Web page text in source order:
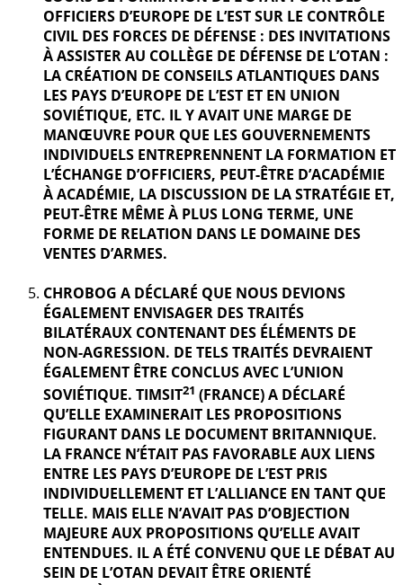
OFFICIERS D’EUROPE DE L’EST SUR LE CONTRÔLE
CIVIL DES FORCES DE DÉFENSE : DES INVITATIONS
À ASSISTER AU COLLÈGE DE DÉFENSE DE L’OTAN :
LA CRÉATION DE CONSEILS ATLANTIQUES DANS
LES PAYS D’EUROPE DE L’EST ET EN UNION
SOVIÉTIQUE, ETC. IL Y AVAIT UNE MARGE DE
MANŒUVRE POUR QUE LES GOUVERNEMENTS
INDIVIDUELS ENTREPRENNENT LA FORMATION ET
L’ÉCHANGE D’OFFICIERS, PEUT-ÊTRE D’ACADÉMIE
À ACADÉMIE, LA DISCUSSION DE LA STRATÉGIE ET,
PEUT-ÊTRE MÊME À PLUS LONG TERME, UNE
FORME DE RELATION DANS LE DOMAINE DES
VENTES D’ARMES.
CHROBOG A DÉCLARÉ QUE NOUS DEVIONS
ÉGALEMENT ENVISAGER DES TRAITÉS
BILATÉRAUX CONTENANT DES ÉLÉMENTS DE
NON-AGRESSION. DE TELS TRAITÉS DEVRAIENT
ÉGALEMENT ÊTRE CONCLUS AVEC L’UNION
SOVIÉTIQUE. TIMSIT21 (FRANCE) A DÉCLARÉ
QU’ELLE EXAMINERAIT LES PROPOSITIONS
FIGURANT DANS LE DOCUMENT BRITANNIQUE.
LA FRANCE N’ÉTAIT PAS FAVORABLE AUX LIENS
ENTRE LES PAYS D’EUROPE DE L’EST PRIS
INDIVIDUELLEMENT ET L’ALLIANCE EN TANT QUE
TELLE. MAIS ELLE N’AVAIT PAS D’OBJECTION
MAJEURE AUX PROPOSITIONS QU’ELLE AVAIT
ENTENDUES. IL A ÉTÉ CONVENU QUE LE DÉBAT AU
SEIN DE L’OTAN DEVAIT ÊTRE ORIENTÉ